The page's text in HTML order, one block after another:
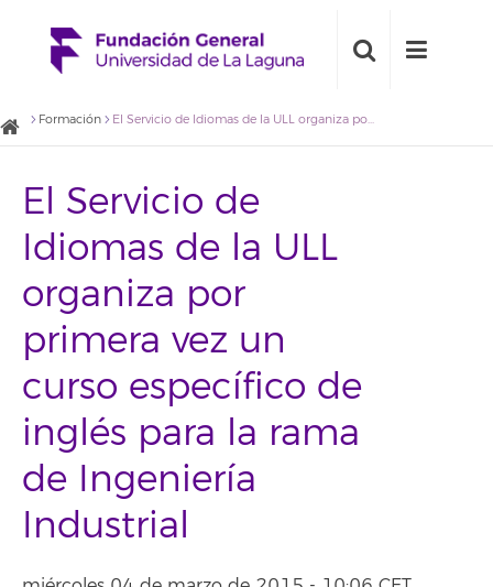
Formación El Servicio de Idiomas de la ULL organiza por primera vez un curso específico de inglés para la rama de Ingeniería Industrial
El Servicio de
Idiomas de la ULL
organiza por
primera vez un
curso específico de
inglés para la rama
de Ingeniería
Industrial